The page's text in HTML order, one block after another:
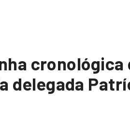
cronológica
delegada